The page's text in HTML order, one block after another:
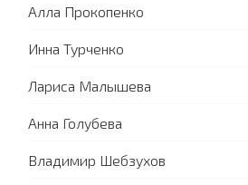
Алла Прокопенко
Инна Турченко
Лариса Малышева
Анна Голубева
Владимир Шебзухов